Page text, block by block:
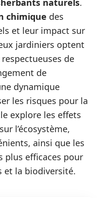
naturels.
chimique des
et leur impact sur
jardiniers optent
de
de
dynamique
les risques pour la
explore les effets
l’écosystème,
ainsi que les
plus efficaces pour
et la biodiversité.